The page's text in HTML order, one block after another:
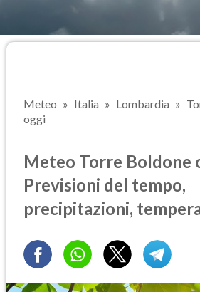
Meteo Italia Lombardia
oggi
Meteo Torre Boldone
Previsioni del tempo,
precipitazioni,